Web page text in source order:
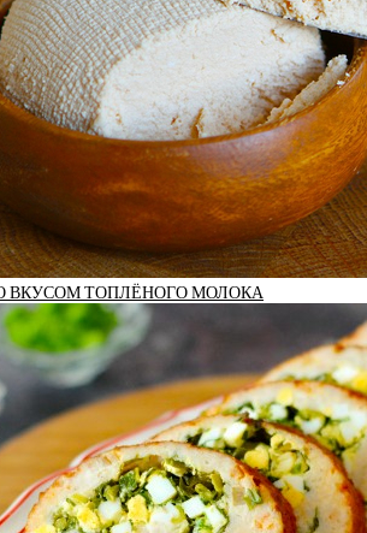
ВКУСОМ ТОПЛЁНОГО МОЛОКА